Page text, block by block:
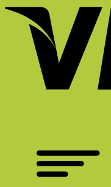
นั่ง
ยัง
ไง
ไม่
ให้
ล้า?
ควร